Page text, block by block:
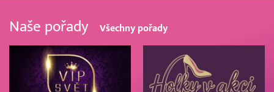
Naše pořady Všechny pořady